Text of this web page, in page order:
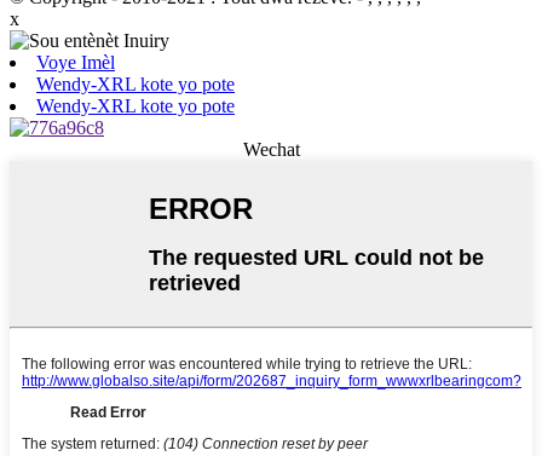
x
Voye Imèl
Wendy-XRL kote yo pote
Wendy-XRL kote yo pote
Wechat